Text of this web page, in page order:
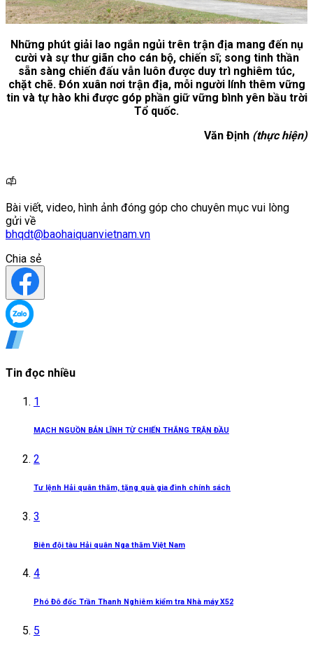
Những phút giải lao ngắn ngủi trên trận địa mang đến nụ
cười và sự thư giãn cho cán bộ, chiến sĩ; song tinh thần
sẵn sàng chiến đấu vẫn luôn được duy trì nghiêm túc,
chặt chẽ. Đón xuân nơi trận địa, mỗi người lính thêm vững
tin và tự hào khi được góp phần giữ vững bình yên bầu trời
Tổ quốc.
Văn Định (thực hiện)
Bài viết, video, hình ảnh đóng góp cho chuyên mục vui lòng
gửi về
bhqdt@baohaiquanvietnam.vn
Chia sẻ
Tin đọc nhiều
1
MẠCH NGUỒN BẢN LĨNH TỪ CHIẾN THẮNG TRẬN ĐẦU
2
Tư lệnh Hải quân thăm, tặng quà gia đình chính sách
3
Biên đội tàu Hải quân Nga thăm Việt Nam
4
Phó Đô đốc Trần Thanh Nghiêm kiểm tra Nhà máy X52
5